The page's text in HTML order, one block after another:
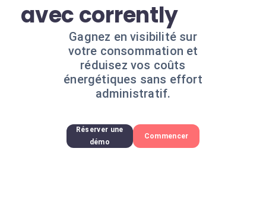
avec corrently
Gagnez en visibilité sur
votre consommation et
réduisez vos coûts
énergétiques sans effort
administratif.
Réserver une
démo
Commencer